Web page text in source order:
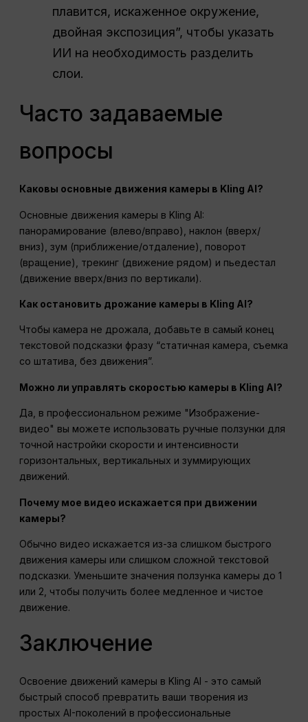
плавится, искаженное окружение,
двойная экспозиция”, чтобы указать
ИИ на необходимость разделить
слои.
Часто задаваемые
вопросы
Каковы основные движения камеры в Kling AI?
Основные движения камеры в Kling AI:
панорамирование (влево/вправо), наклон (вверх/
вниз), зум (приближение/отдаление), поворот
(вращение), трекинг (движение рядом) и пьедестал
(движение вверх/вниз по вертикали).
Как остановить дрожание камеры в Kling AI?
Чтобы камера не дрожала, добавьте в самый конец
текстовой подсказки фразу “статичная камера, съемка
со штатива, без движения”.
Можно ли управлять скоростью камеры в Kling AI?
Да, в профессиональном режиме "Изображение-
видео" вы можете использовать ручные ползунки для
точной настройки скорости и интенсивности
горизонтальных, вертикальных и зуммирующих
движений.
Почему мое видео искажается при движении
камеры?
Обычно видео искажается из-за слишком быстрого
движения камеры или слишком сложной текстовой
подсказки. Уменьшите значения ползунка камеры до 1
или 2, чтобы получить более медленное и чистое
движение.
Заключение
Освоение движений камеры в Kling AI - это самый
быстрый способ превратить ваши творения из
простых AI-поколений в профессиональные